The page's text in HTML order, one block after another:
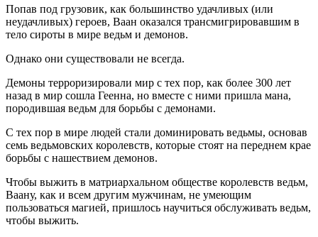
Попав под грузовик, как большинство удачливых (или
неудачливых) героев, Ваан оказался трансмигрировавшим в
тело сироты в мире ведьм и демонов.
Однако они существовали не всегда.
Демоны терроризировали мир с тех пор, как более 300 лет
назад в мир сошла Геенна, но вместе с ними пришла мана,
породившая ведьм для борьбы с демонами.
С тех пор в мире людей стали доминировать ведьмы, основав
семь ведьмовских королевств, которые стоят на переднем крае
борьбы с нашествием демонов.
Чтобы выжить в матриархальном обществе королевств ведьм,
Ваану, как и всем другим мужчинам, не умеющим
пользоваться магией, пришлось научиться обслуживать ведьм,
чтобы выжить.